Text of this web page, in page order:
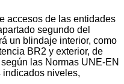
accesos de las entidades
segundo del
un blindaje interior, como
BR2 y exterior, de
las Normas UNE-EN
indicados niveles,